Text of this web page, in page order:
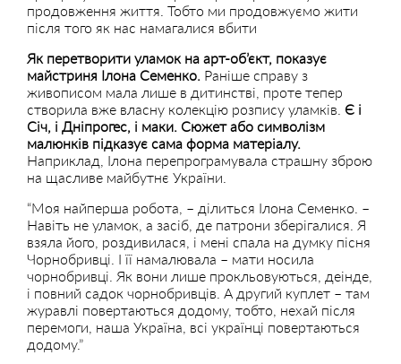
продовження життя. Тобто ми продовжуємо жити
після того як нас намагалися вбити
Як перетворити уламок на арт-об’єкт, показує
майстриня Ілона Семенко. Раніше справу з
живописом мала лише в дитинстві, проте тепер
створила вже власну колекцію розпису уламків. Є і
Січ, і Дніпрогес, і маки. Сюжет або символізм
малюнків підказує сама форма матеріалу.
Наприклад, Ілона перепрограмувала страшну зброю
на щасливе майбутнє України.
“Моя найперша робота, – ділиться Ілона Семенко. –
Навіть не уламок, а засіб, де патрони зберігалися. Я
взяла його, роздивилася, і мені спала на думку пісня
Чорнобривці. І її намалювала – мати носила
чорнобривці. Як вони лише прокльовуються, деінде,
і повний садок чорнобривців. А другий куплет – там
журавлі повертаються додому, тобто, нехай після
перемоги, наша Україна, всі українці повертаються
додому.”